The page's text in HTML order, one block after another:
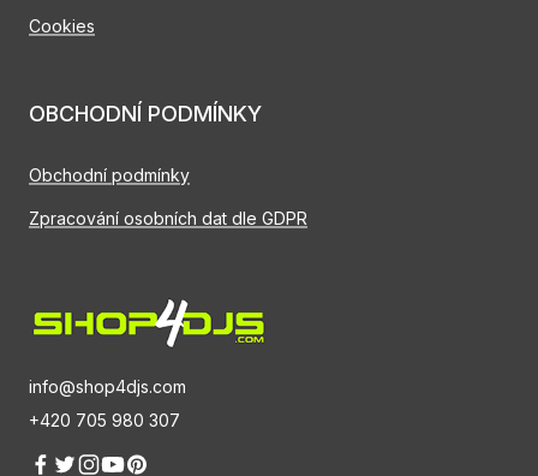
info@shop4djs.com
+420 705 980 307
Cookies
OBCHODNÍ PODMÍNKY
Obchodní podmínky
Zpracování osobních dat dle GDPR